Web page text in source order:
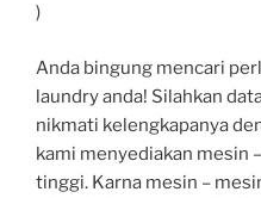
)
Anda bingung mencari
laundry anda! Silahkan
nikmati kelengkapanya
kami menyediakan mesin
tinggi. Karna mesin –